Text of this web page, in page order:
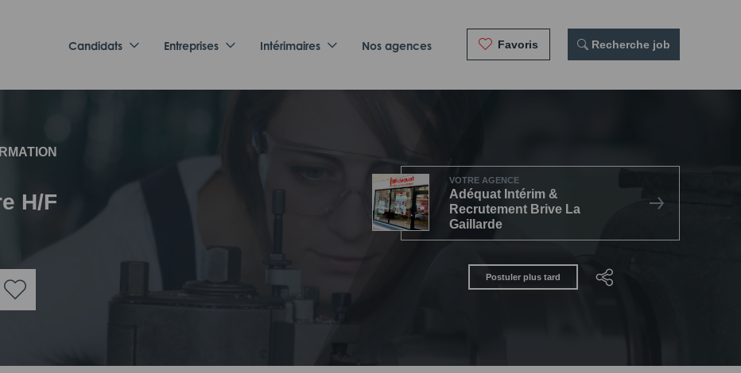
Candidats Entreprises Intérimaires Nos agences Favoris Recherche job
H/F
VOTRE AGENCE
Adéquat Intérim &
Recrutement Brive La
Gaillarde
Postuler plus tard